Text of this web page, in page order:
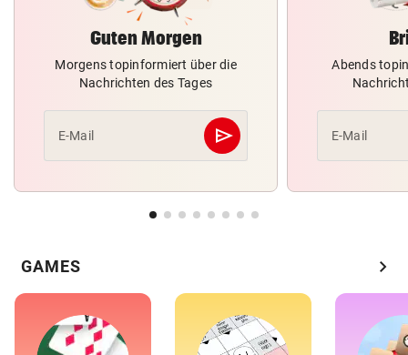
Guten Morgen
Morgens topinformiert über die
Nachrichten des Tages
E-Mail send
Abschicken
Abends
E-Mail
GAMES chevron_right